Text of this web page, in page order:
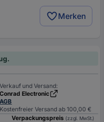
Merken
Verkauf und Versand:
Conrad Electronic
AGB
Kostenfreier Versand ab 100,00 €
Verpackungspreis (zzgl. MwSt.)